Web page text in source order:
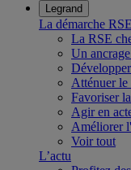
Legrand
La démarche RSE
La RSE
Un
Atténuer le
Favoriser
Agir en
Améliorer
Voir tout
L’actu